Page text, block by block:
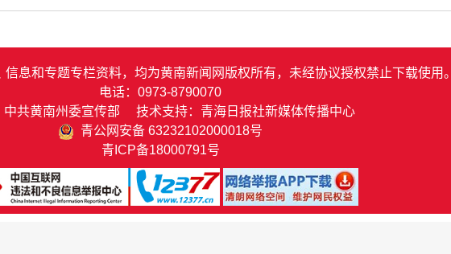
息和专题专栏资料，均为黄南新闻网版权所有，未经协议授权禁止下载使用。
电话：0973-8790070
中共黄南州委宣传部 技术支持：青海日报社新媒体传播中心
青公网安备 63232102000018号
青ICP备18000791号